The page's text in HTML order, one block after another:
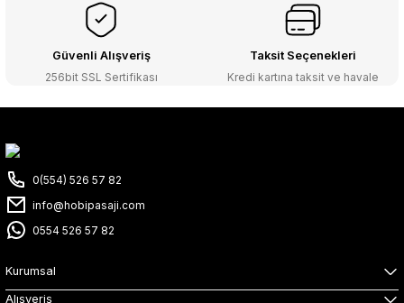
Güvenli Alışveriş
256bit SSL Sertifikası
Taksit Seçenekleri
Kredi kartına taksit ve havale
0(554) 526 57 82
info@hobipasaji.com
0554 526 57 82
Kurumsal
Alışveriş